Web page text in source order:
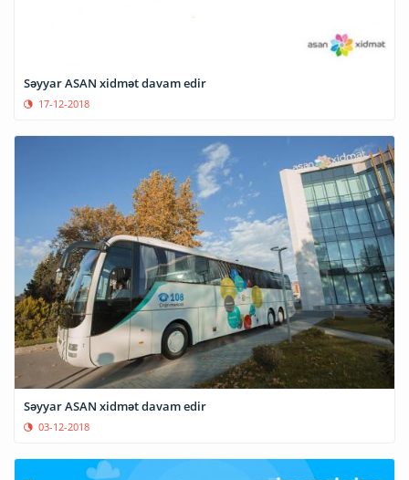
Səyyar ASAN xidmət davam edir
17-12-2018
Səyyar ASAN xidmət davam edir
03-12-2018